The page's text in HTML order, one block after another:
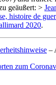
geäußert: >
histoire de
2020.
–
zum